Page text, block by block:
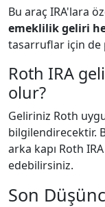
Bu araç IRA'lara
emeklilik geliri
tasarruflar için de
Roth IRA
olur?
Geliriniz Roth
bilgilendirecektir.
arka kapı Roth
edebilirsiniz.
Son